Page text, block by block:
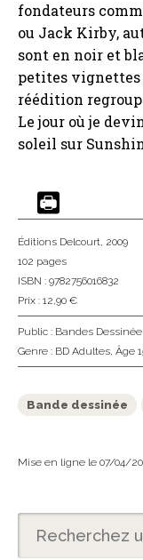
fondateurs
ou Jack Kirby,
sont en noir et
petites vignettes
réédition
Le jour où je
soleil sur
Éditions Delcourt, 2009
102 pages
ISBN : 9782756016832
Prix : 12,90 €
Public : Bandes
Genre : BD Adultes, Âge
Bande dessinée
Mise en ligne le 07/04/